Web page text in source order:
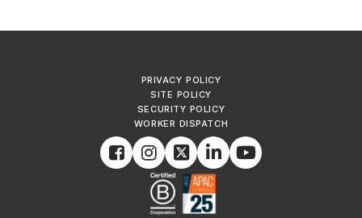
PRIVACY POLICY
SITE POLICY
SECURITY POLICY
WORKER DISPATCH